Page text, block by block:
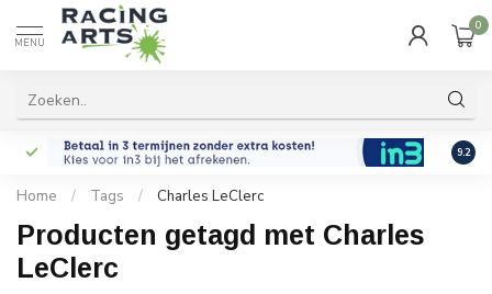
MENU
0
9.2
Home / Tags / Charles LeClerc
Producten getagd met Charles
LeClerc